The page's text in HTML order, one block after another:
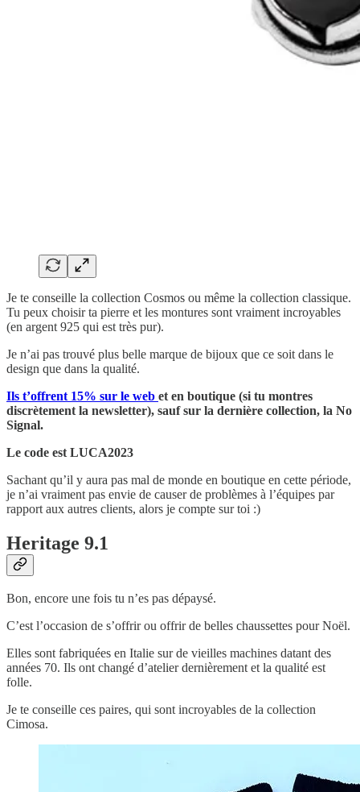
Je te conseille la collection Cosmos ou même la collection classique.
Tu peux choisir ta pierre et les montures sont vraiment incroyables
(en argent 925 qui est très pur).
Je n’ai pas trouvé plus belle marque de bijoux que ce soit dans le
design que dans la qualité.
Ils t’offrent 15% sur le web et en boutique (si tu montres
discrètement la newsletter), sauf sur la dernière collection, la No
Signal.
Le code est LUCA2023
Sachant qu’il y aura pas mal de monde en boutique en cette période,
je n’ai vraiment pas envie de causer de problèmes à l’équipes par
rapport aux autres clients, alors je compte sur toi :)
Heritage 9.1
Bon, encore une fois tu n’es pas dépaysé.
C’est l’occasion de s’offrir ou offrir de belles chaussettes pour Noël.
Elles sont fabriquées en Italie sur de vieilles machines datant des
années 70. Ils ont changé d’atelier dernièrement et la qualité est
folle.
Je te conseille ces paires, qui sont incroyables de la collection
Cimosa.